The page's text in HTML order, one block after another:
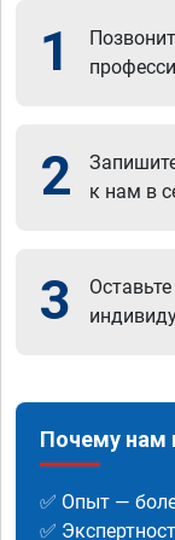
1
2
к нам в
3
Почему нам
✅ Опыт —
✅